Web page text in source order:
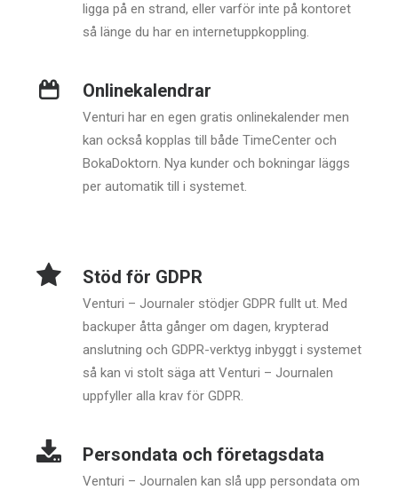
ligga på en strand, eller varför inte på kontoret
så länge du har en internetuppkoppling.
Onlinekalendrar
Venturi har en egen gratis onlinekalender men
kan också kopplas till både TimeCenter och
BokaDoktorn. Nya kunder och bokningar läggs
per automatik till i systemet.
Stöd för GDPR
Venturi – Journaler stödjer GDPR fullt ut. Med
backuper åtta gånger om dagen, krypterad
anslutning och GDPR-verktyg inbyggt i systemet
så kan vi stolt säga att Venturi – Journalen
uppfyller alla krav för GDPR.
Persondata och företagsdata
Venturi – Journalen kan slå upp persondata om